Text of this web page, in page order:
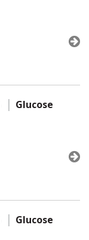
Glucose
Glucose